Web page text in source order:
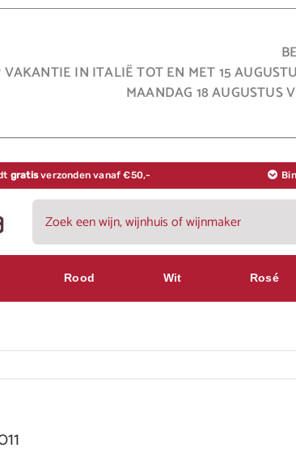
IN ITALIË TOT EN MET 15
MAANDAG 18 AUGUSTUS
gratisverzonden vanaf €50,-
Zoeken
naar:
Rood Wit Rosé